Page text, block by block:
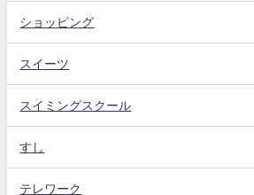
ショッピング
スイーツ
スイミングスクール
すし
テレワーク